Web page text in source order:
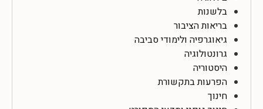
בלשנות
בריאות הציבור
גיאוגרפיה ולימודי סביבה
גרונטולוגיה
היסטוריה
הפרעות בתקשורת
חינוך